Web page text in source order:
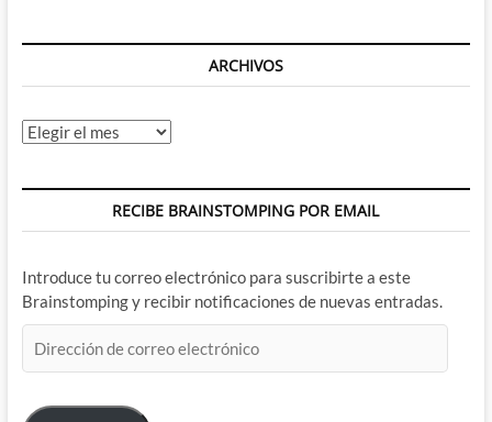
ARCHIVOS
Archivos
RECIBE BRAINSTOMPING POR EMAIL
Introduce tu correo electrónico para suscribirte a este
Brainstomping y recibir notificaciones de nuevas entradas.
de
electrónico